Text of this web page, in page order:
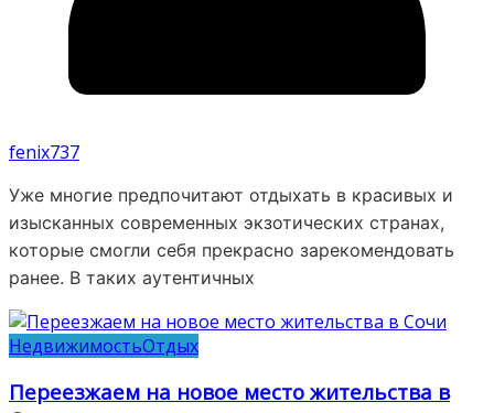
fenix737
Уже многие предпочитают отдыхать в красивых и
изысканных современных экзотических странах,
которые смогли себя прекрасно зарекомендовать
ранее. В таких аутентичных
НедвижимостьОтдых
Переезжаем на новое место жительства в